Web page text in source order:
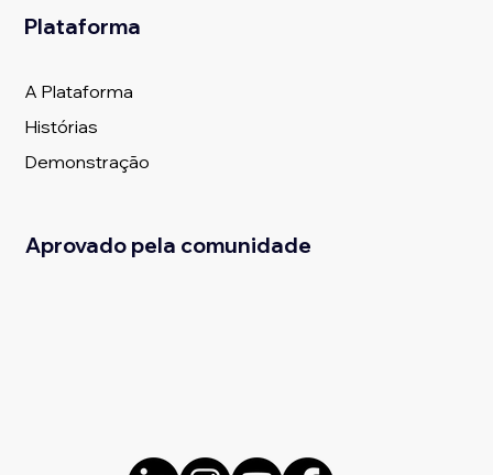
Plataforma
A Plataforma
Histórias
Demonstração
Aprovado pela comunidade